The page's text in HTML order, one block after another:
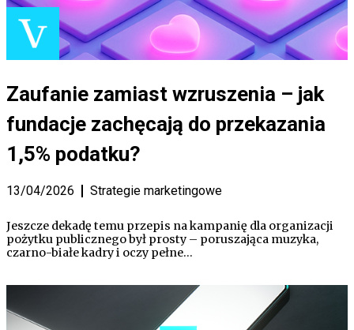
Zaufanie zamiast wzruszenia – jak
fundacje zachęcają do przekazania
1,5% podatku?
13/04/2026 Strategie marketingowe
Jeszcze dekadę temu przepis na kampanię dla organizacji
pożytku publicznego był prosty – poruszająca muzyka,
czarno-białe kadry i oczy pełne…